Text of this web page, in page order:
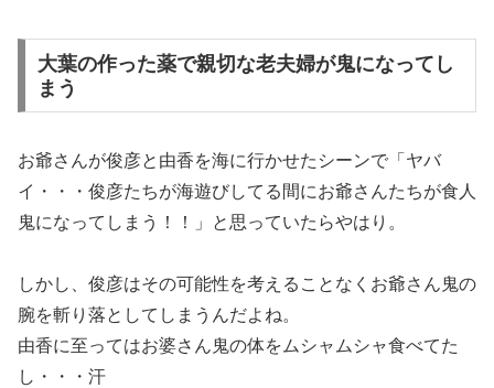
大葉の作った薬で親切な老夫婦が鬼になってし
まう
お爺さんが俊彦と由香を海に行かせたシーンで「ヤバ
イ・・・俊彦たちが海遊びしてる間にお爺さんたちが食人
鬼になってしまう！！」と思っていたらやはり。
しかし、俊彦はその可能性を考えることなくお爺さん鬼の
腕を斬り落としてしまうんだよね。
由香に至ってはお婆さん鬼の体をムシャムシャ食べてた
し・・・汗